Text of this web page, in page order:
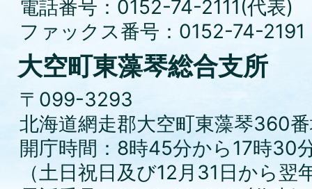
電話番号：0152-74-2111(代表)
ファックス番号：0152-74-2191
大空町東藻琴総合支所
〒099-3293
北海道網走郡大空町東藻琴360
開庁時間：8時45分から17時30
（土日祝日及び12月31日から